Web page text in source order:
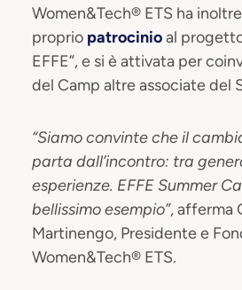
Women&Tech® ETS ha
proprio patrocinioal
EFFE”, e si è attivata per
del Camp altre associate del
“Siamo convinte che il
parta dall’incontro: tra
esperienze. EFFE Summer
bellissimo esempio”, afferma
Martinengo, Presidente e
Women&Tech® ETS.